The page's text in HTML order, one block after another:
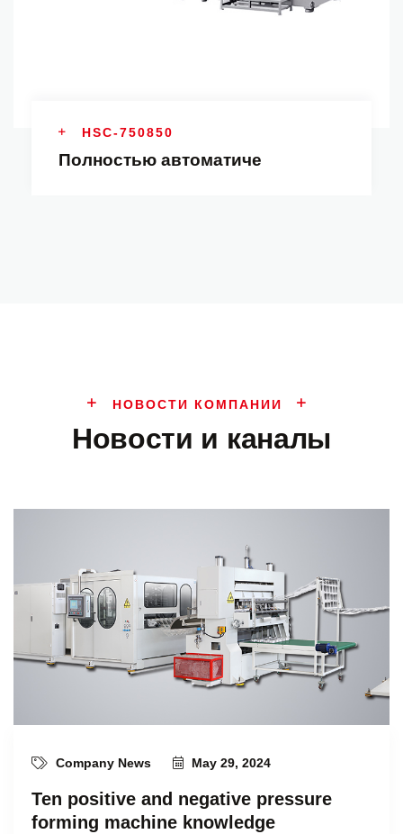
HSC-750850
Полностью автоматиче
НОВОСТИ КОМПАНИИ
Новости и каналы
Company News May 29, 2024
Ten positive and negative pressure
forming machine knowledge